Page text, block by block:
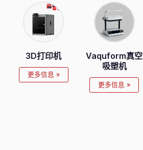
3D打印机
更多信息 »
Vaquform真空
吸塑机
更多信息 »